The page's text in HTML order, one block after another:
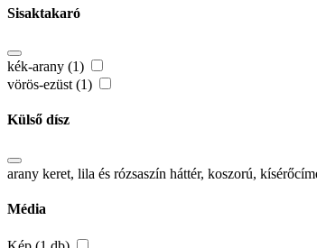
Sisaktakaró
kék-arany (1)
vörös-ezüst (1)
Külső dísz
arany keret, lila és rózsaszín háttér, koszorú,
Média